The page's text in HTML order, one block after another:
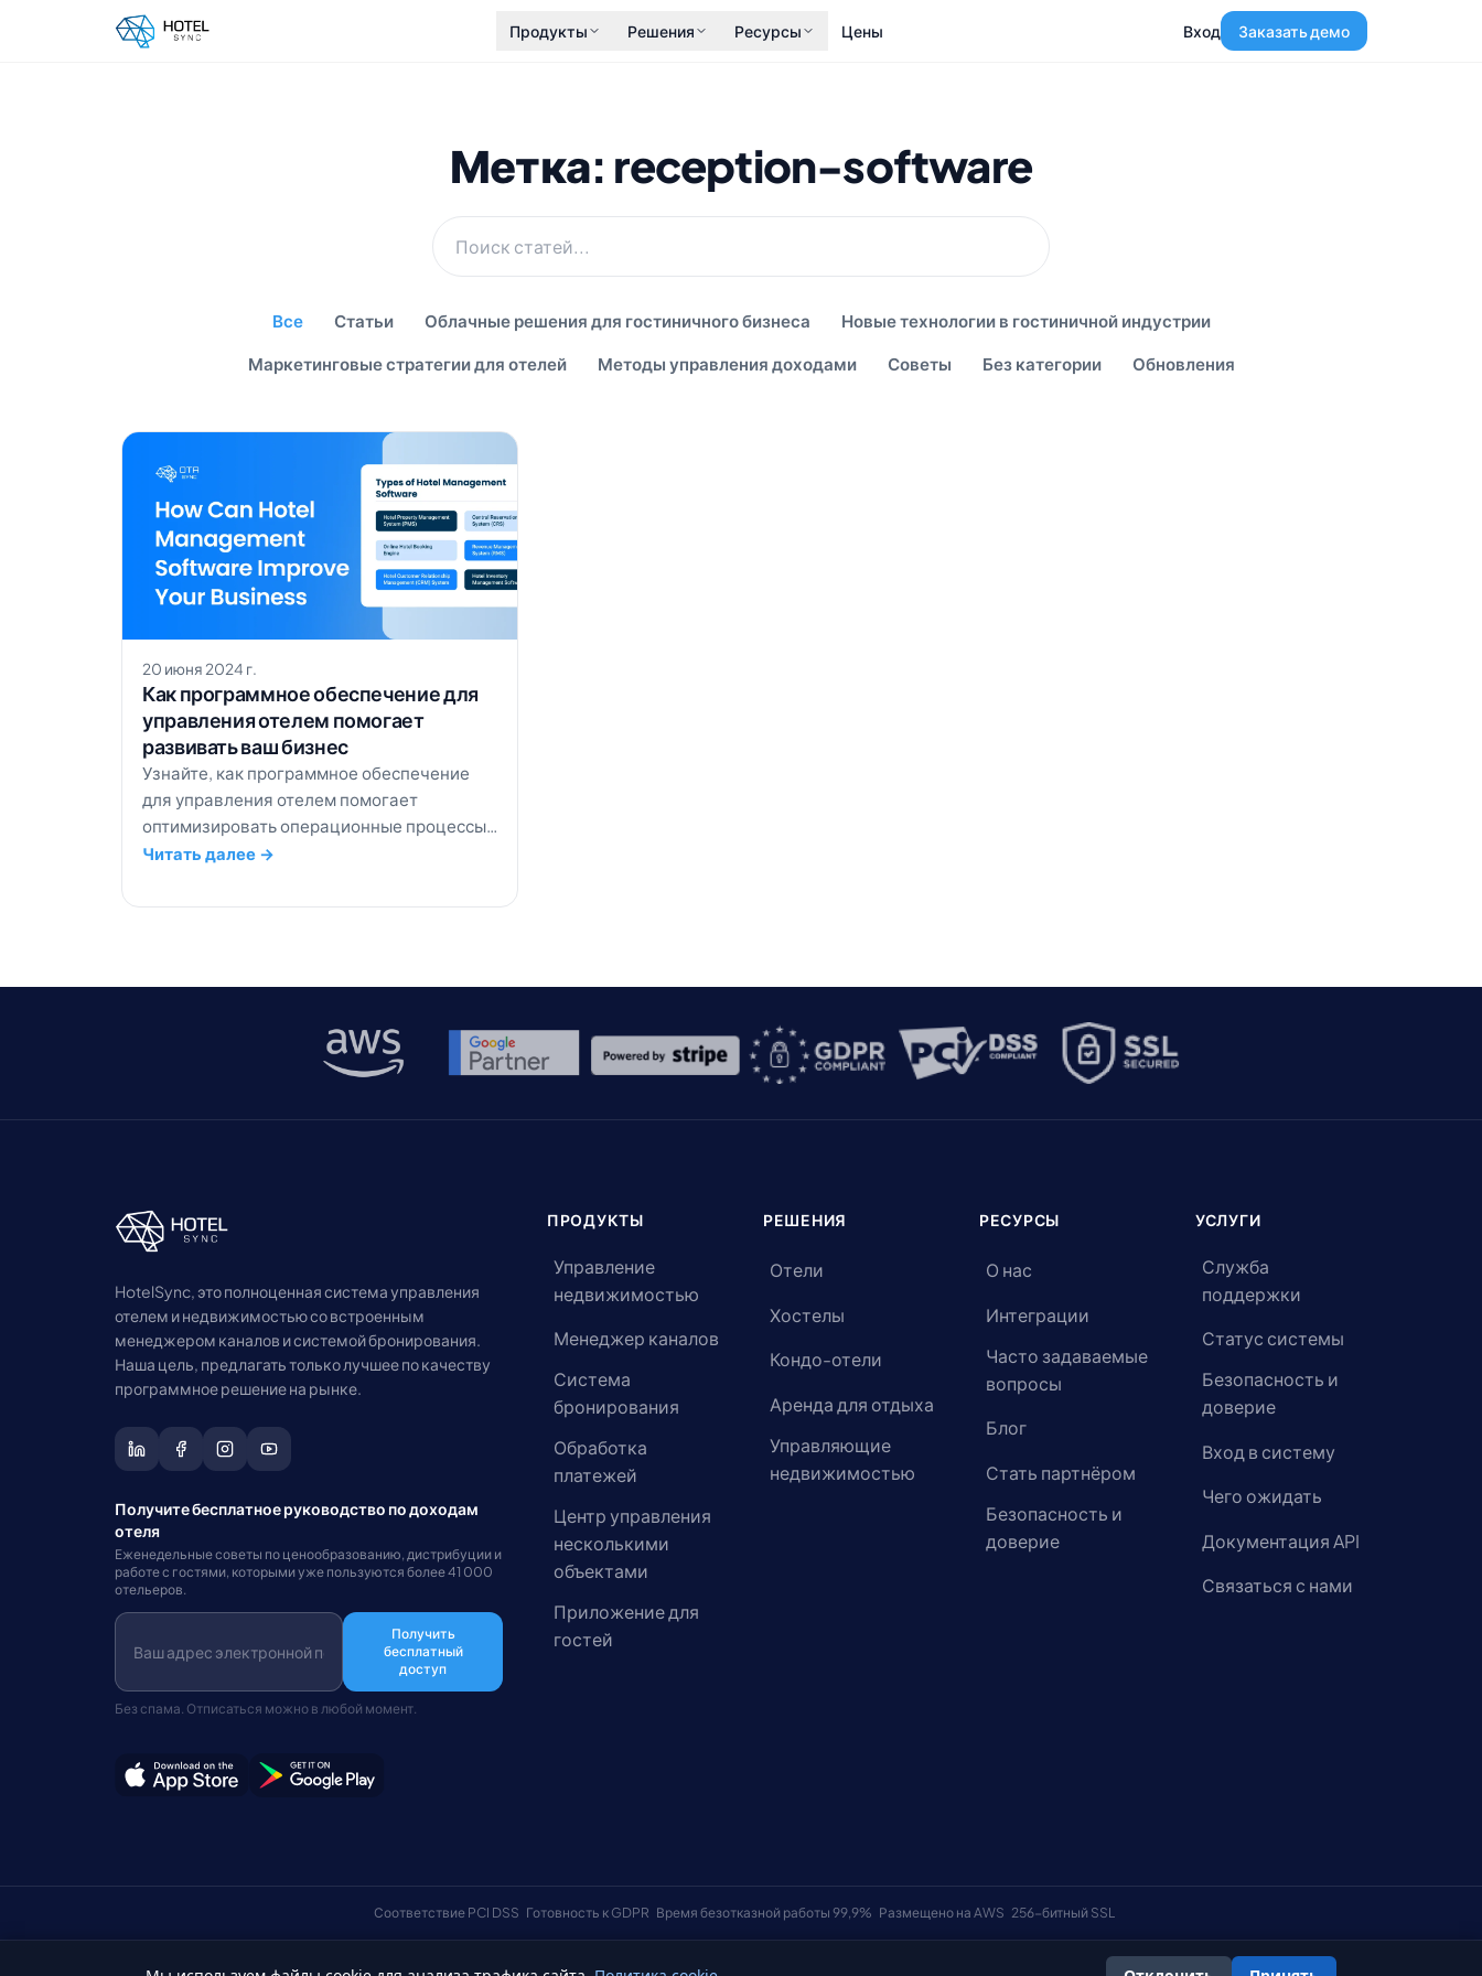
Продукты Решения Ресурсы Цены Вход Заказать демо
Метка: reception-software
Все Статьи Облачные решения для гостиничного бизнеса Новые технологии в гостиничной индустрии
Маркетинговые стратегии для отелей Методы управления доходами Советы Без категории Обновления
20 июня 2024 г.
Как программное обеспечение для
управления отелем помогает
развивать ваш бизнес
Узнайте, как программное обеспечение
для управления отелем помогает
оптимизировать операционные процессы,
увеличивать количество прямых
повышая эффективность вашего бизнеса.
Читать далее →
HotelSync, это полноценная система управления
отелем и недвижимостью со встроенным
менеджером каналов и системой бронирования.
Наша цель, предлагать только лучшее по качеству
программное решение на рынке.
Получите бесплатное руководство по доходам
отеля
Еженедельные советы по ценообразованию, дистрибуции и
работе с гостями, которыми уже пользуются более 41 000
отельеров.
Получить
бесплатный
доступ
Без спама. Отписаться можно в любой момент.
ПРОДУКТЫ
Управление
недвижимостью
Менеджер каналов
Система
бронирования
Обработка
платежей
Центр управления
несколькими
объектами
Приложение для
гостей
РЕШЕНИЯ
Отели
Хостелы
Кондо-отели
Аренда для отдыха
Управляющие
недвижимостью
РЕСУРСЫ
О нас
Интеграции
Часто задаваемые
вопросы
Блог
Стать партнёром
Безопасность и
доверие
УСЛУГИ
Служба
поддержки
Статус системы
Безопасность и
доверие
Вход в систему
Чего ожидать
Документация API
Связаться с нами
Соответствие PCI DSS Готовность к GDPR Время безотказной работы 99,9% Размещено на AWS 256-битный SSL